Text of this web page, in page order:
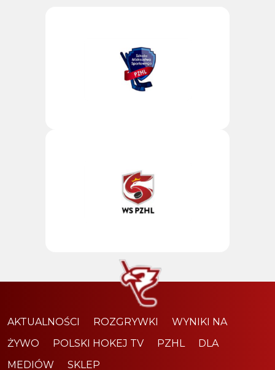
AKTUALNOŚCI ROZGRYWKI
WYNIKI NA
ŻYWO
POLSKI HOKEJ TV PZHL
DLA
MEDIÓW
SKLEP